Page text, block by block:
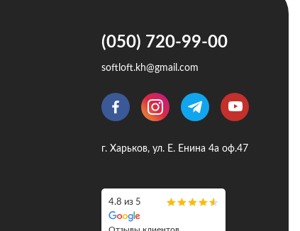
(050) 720-99-00
softloft.kh@gmail.com
г. Харьков, ул. Е. Енина 4а оф.47
4.8 из 5